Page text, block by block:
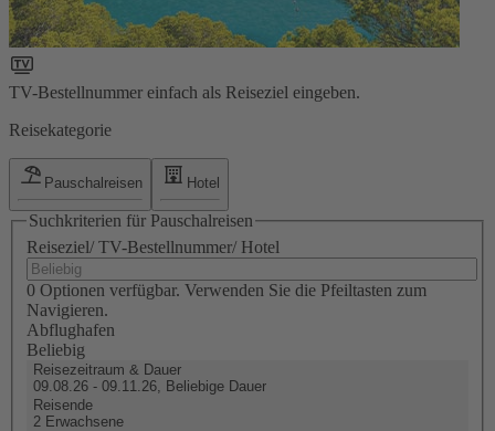
TV-Bestellnummer einfach als Reiseziel eingeben.
Reisekategorie
Pauschalreisen Hotel
Suchkriterien für Pauschalreisen
Reiseziel/ TV-Bestellnummer/ Hotel
0 Optionen verfügbar. Verwenden Sie die Pfeiltasten zum
Navigieren.
Abflughafen
Beliebig
Reisezeitraum & Dauer
09.08.26 - 09.11.26, Beliebige Dauer
Reisende
2 Erwachsene